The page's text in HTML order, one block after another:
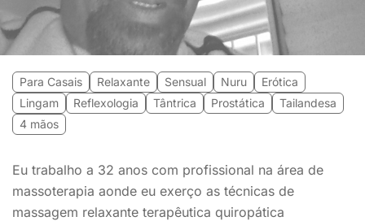
Para Casais Relaxante Sensual Nuru
Erótica
Lingam
Reflexologia Tântrica Prostática
Tailandesa
4 mãos
Eu trabalho a 32 anos com profissional na área de
massoterapia aonde eu exerço as técnicas de
massagem relaxante terapêutica quiropática